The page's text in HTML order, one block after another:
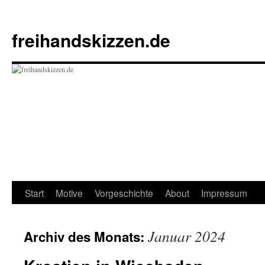
springen
freihandskizzen.de
Start Motive Vorgeschichte About Impressum
Archiv des Monats: Januar 2024